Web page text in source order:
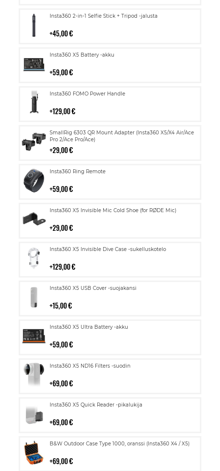
Insta360 2-in-1 Selfie Stick + Tripod -jalusta
45,00 €
Lisää
Insta360 X5 Battery -akku
59,00 €
Lisää
Insta360 FOMO Power Handle
129,00 €
Lisää
SmallRig 6303 QR Mount Adapter (Insta360 X5/X4 Air/Ace
Pro 2/Ace Pro/Ace)
29,00 €
Lisää
ostoskoriin
Insta360 Ring Remote
59,00 €
Lisää
Insta360 X5 Invisible Mic Cold Shoe (for RØDE Mic)
29,00 €
Lisää
Insta360 X5 Invisible Dive Case -sukelluskotelo
129,00 €
Lisää
Insta360 X5 USB Cover -suojakansi
15,00 €
Lisää
Insta360 X5 Ultra Battery -akku
59,00 €
Lisää
Insta360 X5 ND16 Filters -suodin
69,00 €
Lisää
Insta360 X5 Quick Reader -pikalukija
69,00 €
Lisää
B&W Outdoor Case Type 1000, oranssi (Insta360 X4 / X5)
69,00 €
Lisää